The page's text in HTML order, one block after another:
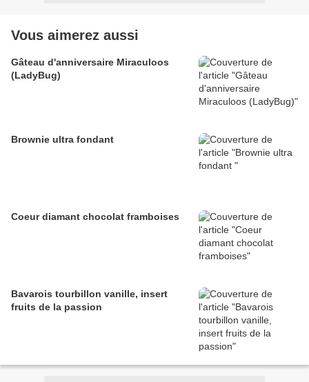
Vous aimerez aussi
Gâteau d'anniversaire Miraculoos
(LadyBug)
Brownie ultra fondant
Coeur diamant chocolat framboises
Bavarois tourbillon vanille, insert
fruits de la passion